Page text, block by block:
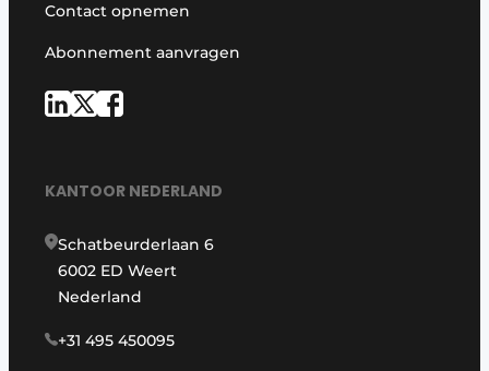
Contact opnemen
Abonnement aanvragen
KANTOOR NEDERLAND
Schatbeurderlaan 6
6002 ED Weert
Nederland
+31 495 450095